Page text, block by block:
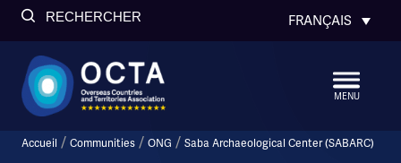
RECHERCHER FRANÇAIS
MENU
Accueil / Communities / ONG / Saba Archaeological Center (SABARC)